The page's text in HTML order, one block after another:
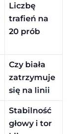
Liczbę
trafień na
20 prób
Czy biała
zatrzymuje
się na linii
Stabilność
głowy i tor